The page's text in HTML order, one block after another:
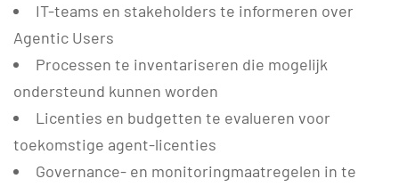
IT-teams en stakeholders te informeren over
Agentic Users
Processen te inventariseren die mogelijk
ondersteund kunnen worden
Licenties en budgetten te evalueren voor
toekomstige agent-licenties
Governance- en monitoringmaatregelen in te